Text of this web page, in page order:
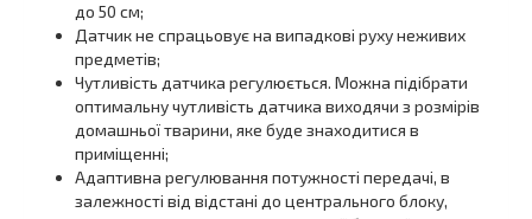
до 50 см;
Датчик не спрацьовує на випадкові руху неживих
предметів;
Чутливість датчика регулюється. Можна підібрати
оптимальну чутливість датчика виходячи з розмірів
домашньої тварини, яке буде знаходитися в
приміщенні;
Адаптивна регулювання потужності передачі, в
залежності від відстані до центрального блоку,